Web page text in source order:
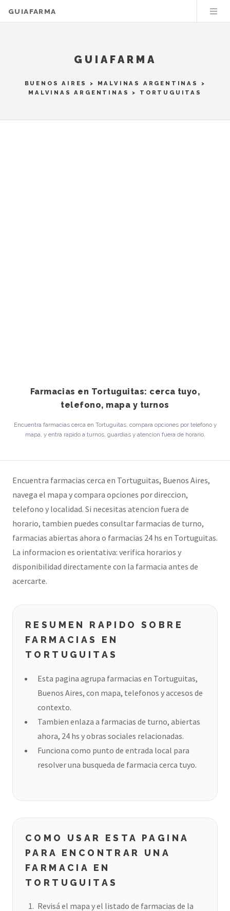
GUIAFARMA
GUIAFARMA
BUENOS AIRES > MALVINAS ARGENTINAS
>
MALVINAS ARGENTINAS
> TORTUGUITAS
Farmacias en Tortuguitas: cerca tuyo,
telefono, mapa y turnos
Encuentra farmacias cerca en Tortuguitas, compara opciones por telefono y
mapa, y entra rapido a turnos, guardias y atencion fuera de horario.
Encuentra farmacias cerca en Tortuguitas, Buenos Aires,
navega el mapa y compara opciones por direccion,
telefono y localidad. Si necesitas atencion fuera de
horario, tambien puedes consultar farmacias de turno,
farmacias abiertas ahora o farmacias 24 hs en Tortuguitas.
La informacion es orientativa: verifica horarios y
disponibilidad directamente con la farmacia antes de
acercarte.
RESUMEN RAPIDO SOBRE
FARMACIAS EN
TORTUGUITAS
Esta pagina agrupa farmacias en Tortuguitas,
Buenos Aires, con mapa, telefonos y accesos de
contexto.
Tambien enlaza a farmacias de turno, abiertas
ahora, 24 hs y obras sociales relacionadas.
Funciona como punto de entrada local para
resolver una busqueda de farmacia cerca tuyo.
COMO USAR ESTA PAGINA
PARA ENCONTRAR UNA
FARMACIA EN
TORTUGUITAS
Revisá el mapa y el listado de farmacias de la